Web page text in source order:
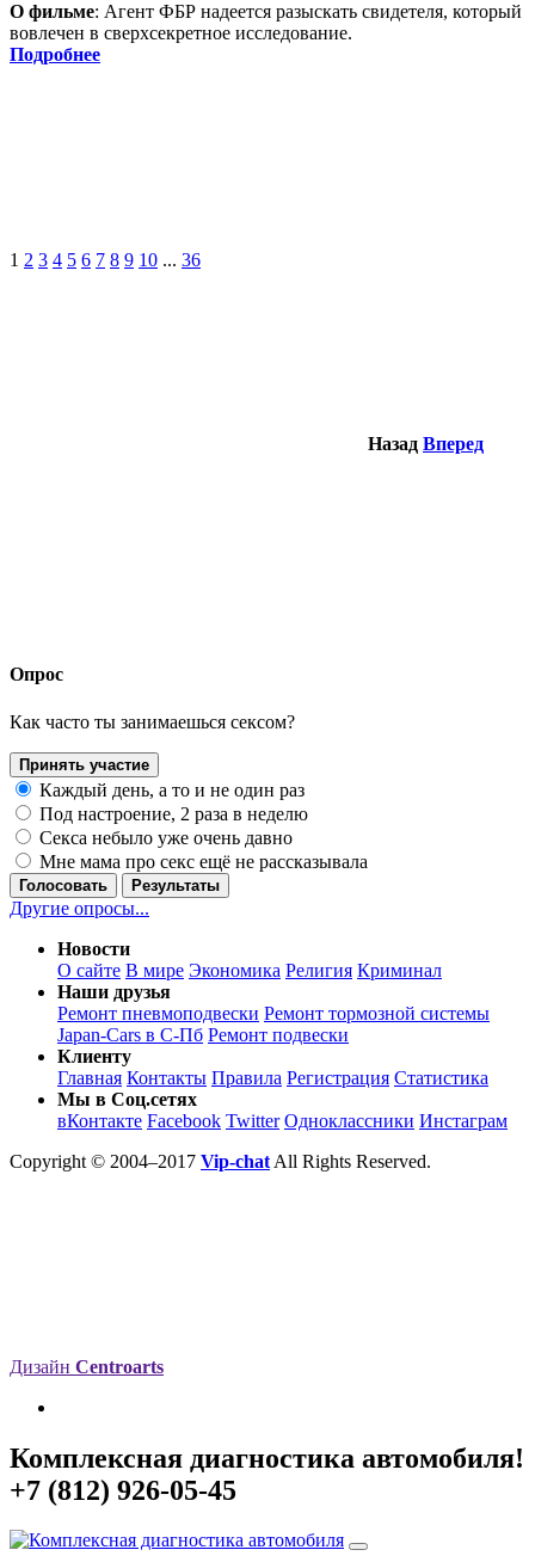
О фильме: Агент ФБР надеется разыскать свидетеля, который
вовлечен в сверхсекретное исследование.
Подробнее
1 2 3 4 5 6 7 8 9 10 ... 36
Назад Вперед
Опрос
Как часто ты занимаешься сексом?
Принять участие
Каждый день, а то и не один раз
Под настроение, 2 раза в неделю
Секса небыло уже очень давно
Мне мама про секс ещё не рассказывала
Голосовать Результаты
Другие опросы...
Новости
О сайте В мире Экономика Религия Криминал
Наши друзья
Ремонт пневмоподвески Ремонт тормозной системы
Japan-Cars в С-Пб Ремонт подвески
Клиенту
Главная Контакты Правила Регистрация Статистика
Мы в Соц.сетях
вКонтакте Facebook Twitter Одноклассники Инстаграм
Copyright © 2004–2017 Vip-chat All Rights Reserved.
Дизайн Centroarts
Комплексная диагностика автомобиля!
+7 (812) 926-05-45